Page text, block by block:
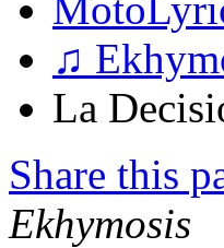
♫
La
Share this
Ekhymosis